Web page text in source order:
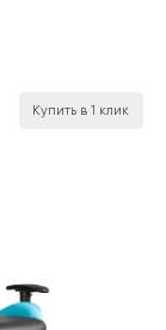
Купить в 1 клик